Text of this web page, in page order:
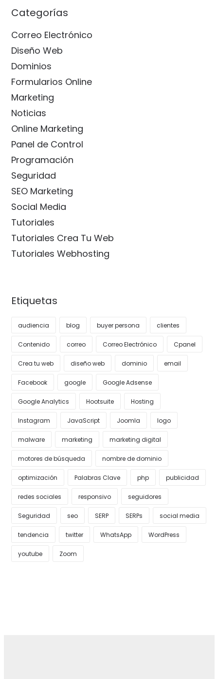
Categorías
Correo Electrónico
Diseño Web
Dominios
Formularios Online
Marketing
Noticias
Online Marketing
Panel de Control
Programación
Seguridad
SEO Marketing
Social Media
Tutoriales
Tutoriales Crea Tu Web
Tutoriales Webhosting
Etiquetas
audiencia blog buyer persona clientes
Contenido correo Correo Electrónico Cpanel
Crea tu web diseño web dominio email
Facebook google Google Adsense
Google Analytics Hootsuite Hosting
Instagram JavaScript Joomla logo
malware marketing marketing digital
motores de búsqueda nombre de dominio
optimización Palabras Clave php publicidad
redes sociales responsivo seguidores
Seguridad seo SERP SERPs social media
tendencia twitter WhatsApp WordPress
youtube Zoom